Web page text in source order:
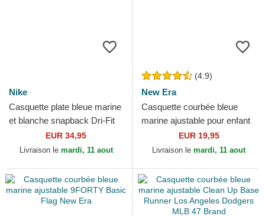
Nike
Casquette plate bleue marine
et blanche snapback Dri-Fit
Pro Structured Square Bill
New York...
EUR 34,95
Livraison le mardi, 11 aout
(4.9)
New Era
Casquette courbée bleue
marine ajustable pour enfant
9FORTY Essential New York
Yankees MLB New Era
EUR 19,95
Livraison le mardi, 11 aout